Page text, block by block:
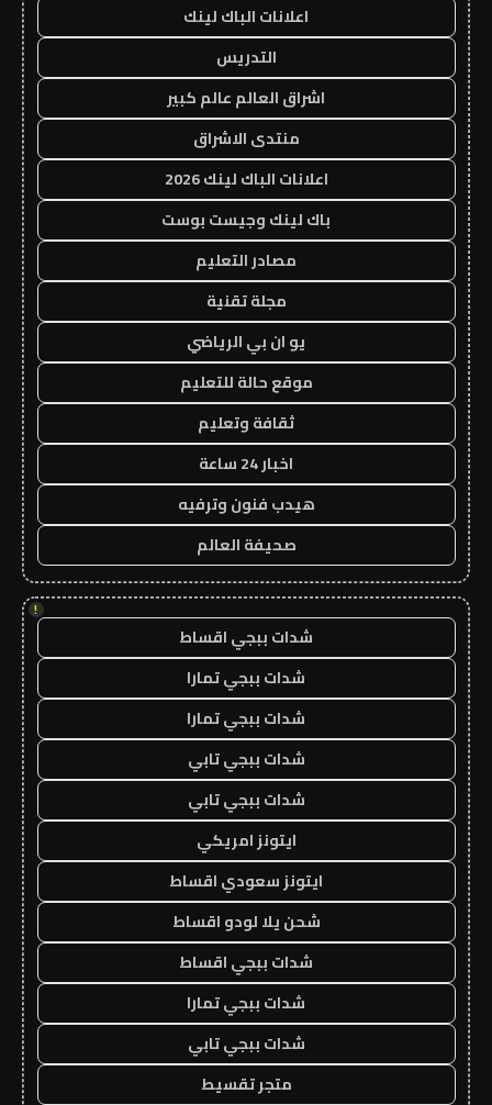
اعلانات الباك لينك
التدريس
اشراق العالم عالم كبير
منتدى الاشراق
اعلانات الباك لينك 2026
باك لينك وجيست بوست
مصادر التعليم
مجلة تقنية
يو ان بي الرياضي
موقع حالة للتعليم
ثقافة وتعليم
اخبار 24 ساعة
هيدب فنون وترفيه
صحيفة العالم
!
شدات ببجي اقساط
شدات ببجي تمارا
شدات ببجي تمارا
شدات ببجي تابي
شدات ببجي تابي
ايتونز امريكي
ايتونز سعودي اقساط
شحن يلا لودو اقساط
شدات ببجي اقساط
شدات ببجي تمارا
شدات ببجي تابي
متجر تقسيط